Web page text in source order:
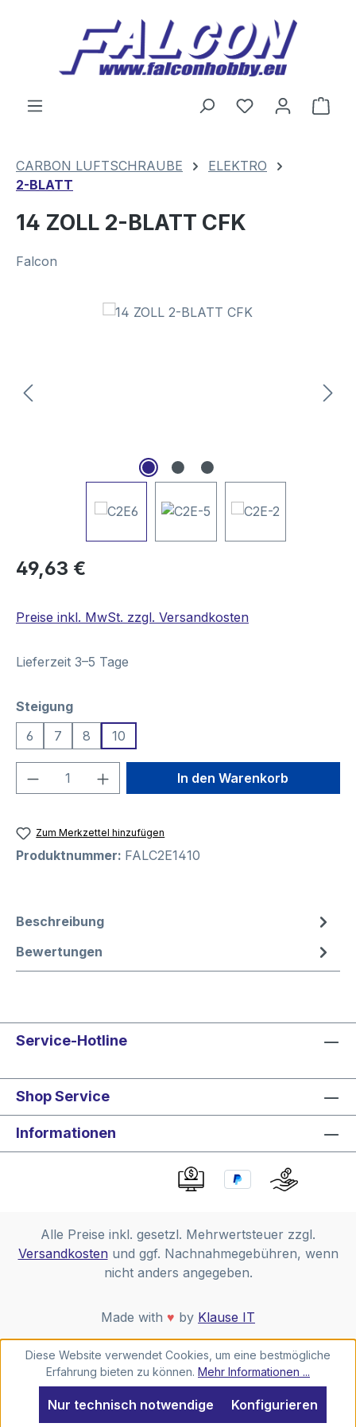
Zum Hauptinhalt springen
Du hast 0
CARBON LUFTSCHRAUBE
ELEKTRO
2-BLATT
14 ZOLL 2-BLATT CFK
Falcon
Bildergalerie überspringen
Regulärer Preis:
49,63 €
Preise inkl. MwSt. zzgl. Versandkosten
Lieferzeit 3–5 Tage
Steigungauswählen
6
7 8 10
Produkt Anzahl: Gib denIn den Warenkorb
Zum Merkzettel hinzufügen
Produktnummer: FALC2E1410
Beschreibung
Bewertungen
Service-Hotline
Shop Service
Informationen
Alle Preise inkl. gesetzl. Mehrwertsteuer zzgl.
Versandkostenund ggf. Nachnahmegebühren, wenn
nicht anders angegeben.
Made with ♥ by Klause IT
Diese Website verwendet Cookies, um eine bestmögliche
Erfahrung bieten zu können. Mehr Informationen ...
Nur technisch notwendige Konfigurieren